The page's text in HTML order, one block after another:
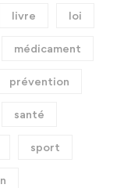
livre loi
médicament
prévention
santé
sport